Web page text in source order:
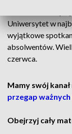
Uniwersytet w
wyjątkowe
absolwentów.
czerwca.
Mamy swój
przegap
Obejrzyj cały